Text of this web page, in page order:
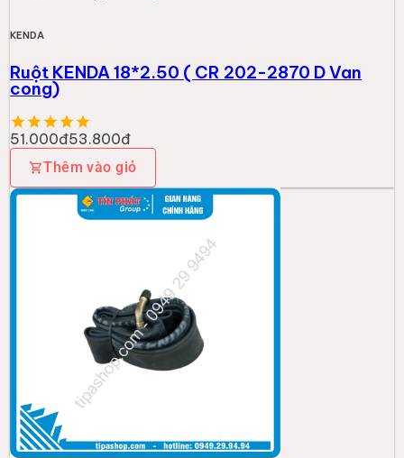
KENDA
Ruột KENDA 18*2.50 ( CR 202-2870 D Van
cong)
51.000đ53.800đ
Thêm vào giỏ